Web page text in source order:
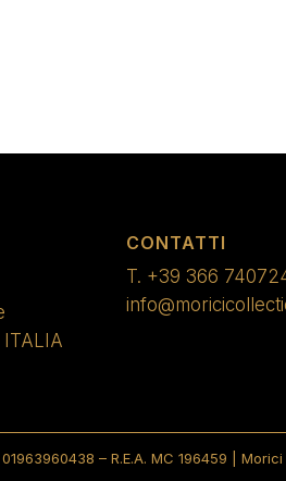
CONTATTI
T. +39 366
– R.E.A. MC 196459 |